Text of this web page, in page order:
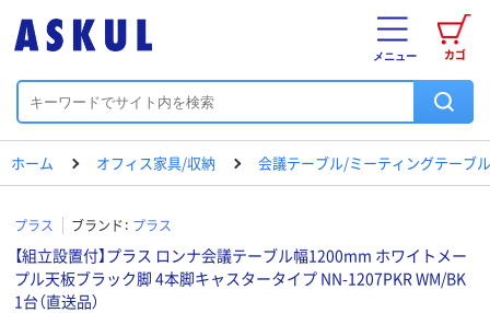
カゴ
メニュー
ホーム オフィス家具/収納 会議テーブル/ミーティングテーブル
プラス ブランド： プラス
【組立設置付】プラス ロンナ会議テーブル幅1200mm ホワイトメー
プル天板ブラック脚 4本脚キャスタータイプ NN-1207PKR WM/BK
1台（直送品）